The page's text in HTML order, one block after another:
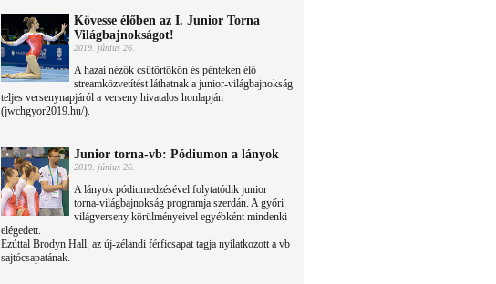
Kövesse élőben az I. Junior Torna
Világbajnokságot!
2019. június 26.
A hazai nézők csütörtökön és pénteken élő
streamközvetítést láthatnak a junior-világbajnokság
teljes versenynapjáról a verseny hivatalos honlapján
(jwchgyor2019.hu/).
Junior torna-vb: Pódiumon a lányok
2019. június 26.
A lányok pódiumedzésével folytatódik junior
torna-világbajnokság programja szerdán. A győri
világverseny körülményeivel egyébként mindenki
elégedett.
Ezúttal Brodyn Hall, az új-zélandi férficsapat tagja nyilatkozott a vb
sajtócsapatának.